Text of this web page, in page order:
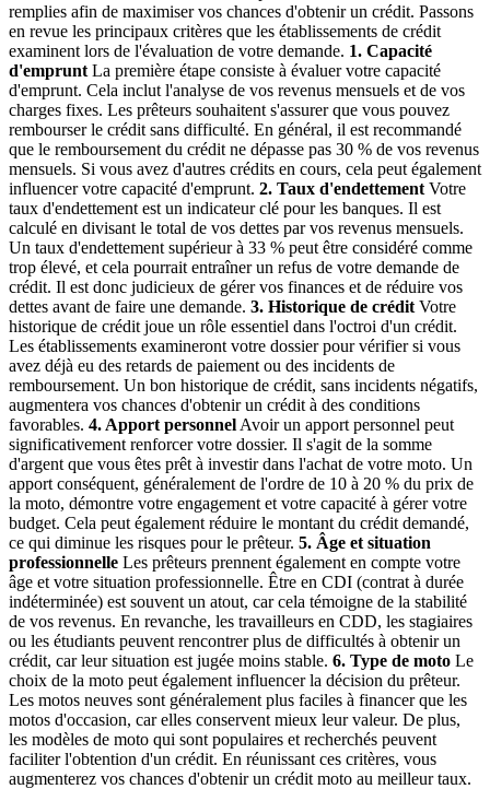
remplies afin de maximiser vos chances d'obtenir un crédit. Passons
en revue les principaux critères que les établissements de crédit
examinent lors de l'évaluation de votre demande. 1. Capacité
d'emprunt La première étape consiste à évaluer votre capacité
d'emprunt. Cela inclut l'analyse de vos revenus mensuels et de vos
charges fixes. Les prêteurs souhaitent s'assurer que vous pouvez
rembourser le crédit sans difficulté. En général, il est recommandé
que le remboursement du crédit ne dépasse pas 30 % de vos revenus
mensuels. Si vous avez d'autres crédits en cours, cela peut également
influencer votre capacité d'emprunt. 2. Taux d'endettement Votre
taux d'endettement est un indicateur clé pour les banques. Il est
calculé en divisant le total de vos dettes par vos revenus mensuels.
Un taux d'endettement supérieur à 33 % peut être considéré comme
trop élevé, et cela pourrait entraîner un refus de votre demande de
crédit. Il est donc judicieux de gérer vos finances et de réduire vos
dettes avant de faire une demande. 3. Historique de crédit Votre
historique de crédit joue un rôle essentiel dans l'octroi d'un crédit.
Les établissements examineront votre dossier pour vérifier si vous
avez déjà eu des retards de paiement ou des incidents de
remboursement. Un bon historique de crédit, sans incidents négatifs,
augmentera vos chances d'obtenir un crédit à des conditions
favorables. 4. Apport personnel Avoir un apport personnel peut
significativement renforcer votre dossier. Il s'agit de la somme
d'argent que vous êtes prêt à investir dans l'achat de votre moto. Un
apport conséquent, généralement de l'ordre de 10 à 20 % du prix de
la moto, démontre votre engagement et votre capacité à gérer votre
budget. Cela peut également réduire le montant du crédit demandé,
ce qui diminue les risques pour le prêteur. 5. Âge et situation
professionnelle Les prêteurs prennent également en compte votre
âge et votre situation professionnelle. Être en CDI (contrat à durée
indéterminée) est souvent un atout, car cela témoigne de la stabilité
de vos revenus. En revanche, les travailleurs en CDD, les stagiaires
ou les étudiants peuvent rencontrer plus de difficultés à obtenir un
crédit, car leur situation est jugée moins stable. 6. Type de moto Le
choix de la moto peut également influencer la décision du prêteur.
Les motos neuves sont généralement plus faciles à financer que les
motos d'occasion, car elles conservent mieux leur valeur. De plus,
les modèles de moto qui sont populaires et recherchés peuvent
faciliter l'obtention d'un crédit. En réunissant ces critères, vous
augmenterez vos chances d'obtenir un crédit moto au meilleur taux.